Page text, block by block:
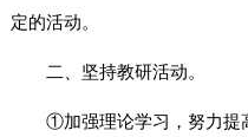
定的活动。
二、坚持教研活动。
①加强理论学习，努力提